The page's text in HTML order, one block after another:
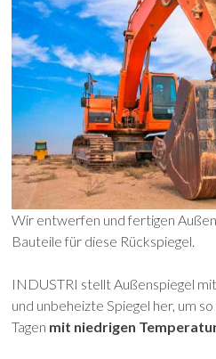
Wir entwerfen und fertigen
Bauteile für diese Rückspiegel.
INDUSTRI stellt Außenspiegel
und unbeheizte Spiegel her, um
Tagen mit niedrigen